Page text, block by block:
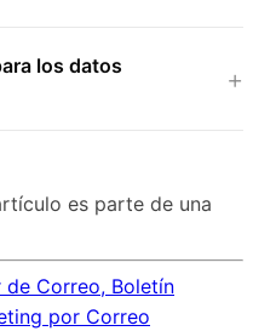
los datos
es parte de una
de Correo, Boletín
por Correo